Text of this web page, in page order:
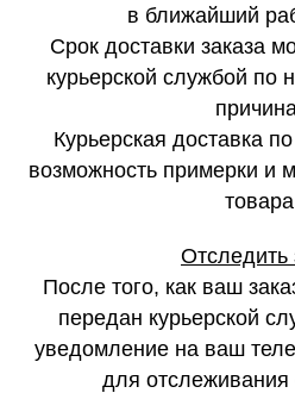
в ближайший
Срок доставки заказа
курьерской службой по
Курьерская доставка
возможность примерки и
Отследить
После того, как ваш
передан курьерской
уведомление на ваш
для отслеживания